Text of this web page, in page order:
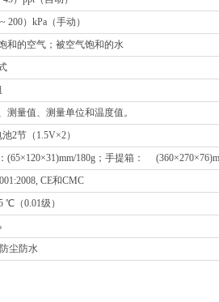
~ 200）kPa（手动）
和的空气；被空气饱和的水
测量值、测量单位和温度值。
2节（1.5V×2）
(65×120×31)mm/180g；手提箱：
CE和CMC
℃（0.01级）
尘防水